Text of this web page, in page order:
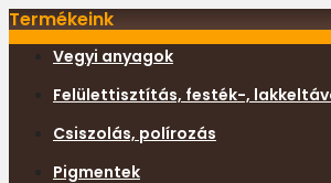
Termékeink
Vegyi anyagok
Felülettisztítás, festék-,
Csiszolás, polírozás
Pigmentek